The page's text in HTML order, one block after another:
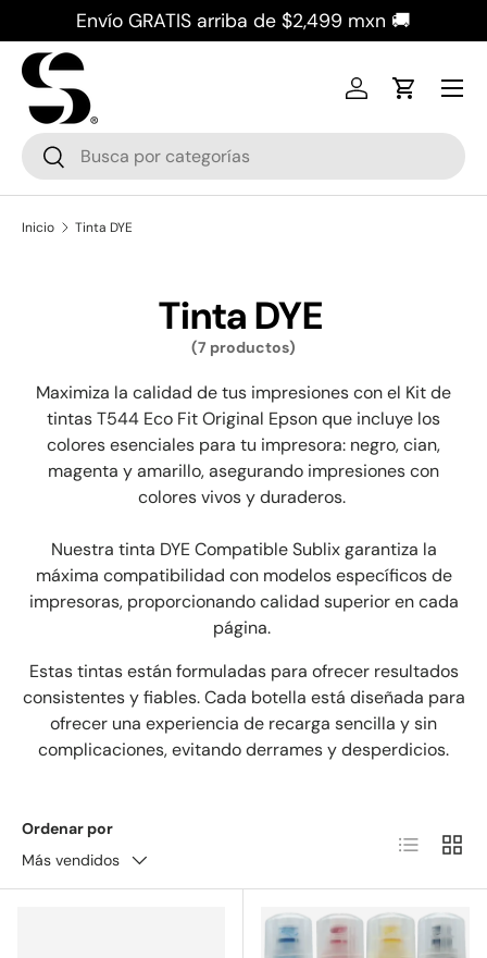
Ir al contenido
Envío GRATIS arriba de $2,499 mxn 🚚
Buscar
Buscar
Iniciar sesión
Carrito
Inicio Tinta DYE
Tinta DYE
(7 productos)
Maximiza la calidad de tus impresiones con el Kit de
tintas T544 Eco Fit Original Epson que incluye los
colores esenciales para tu impresora: negro, cian,
magenta y amarillo, asegurando impresiones con
colores vivos y duraderos.
Nuestra tinta DYE Compatible Sublix garantiza la
máxima compatibilidad con modelos específicos de
impresoras, proporcionando calidad superior en cada
página.
Estas tintas están formuladas para ofrecer resultados
consistentes y fiables. Cada botella está diseñada para
ofrecer una experiencia de recarga sencilla y sin
complicaciones, evitando derrames y desperdicios.
Ordenar por
Más vendidos
Lista